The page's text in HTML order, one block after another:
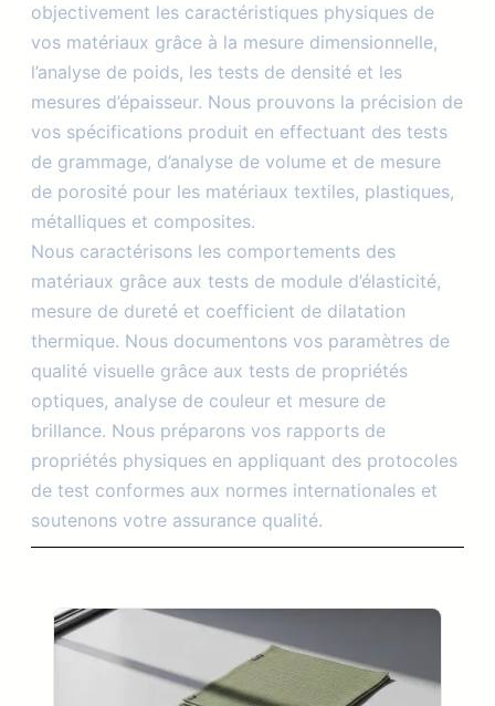
objectivement les caractéristiques physiques de
vos matériaux grâce à la mesure dimensionnelle,
l’analyse de poids, les tests de densité et les
mesures d’épaisseur. Nous prouvons la précision de
vos spécifications produit en effectuant des tests
de grammage, d’analyse de volume et de mesure
de porosité pour les matériaux textiles, plastiques,
métalliques et composites.
Nous caractérisons les comportements des
matériaux grâce aux tests de module d’élasticité,
mesure de dureté et coefficient de dilatation
thermique. Nous documentons vos paramètres de
qualité visuelle grâce aux tests de propriétés
optiques, analyse de couleur et mesure de
brillance. Nous préparons vos rapports de
propriétés physiques en appliquant des protocoles
de test conformes aux normes internationales et
soutenons votre assurance qualité.